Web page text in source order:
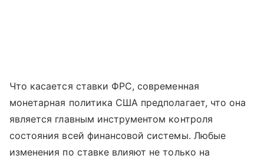
Что касается ставки ФРС, современная
монетарная политика США предполагает, что она
является главным инструментом контроля
состояния всей финансовой системы. Любые
изменения по ставке влияют не только на